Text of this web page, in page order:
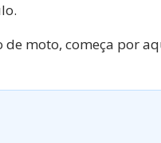
de moto, começa por